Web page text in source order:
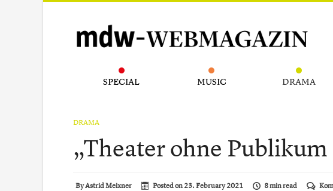
SPECIAL MUSIC DRAMA
DRAMA
„Theater ohne
ByAstrid Meixner Posted on23. February 2021 8 min read